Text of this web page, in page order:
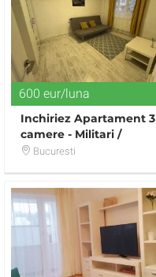
600 eur/luna
Inchiriez Apartament 3
camere - Militari /
Lujerului
Bucuresti